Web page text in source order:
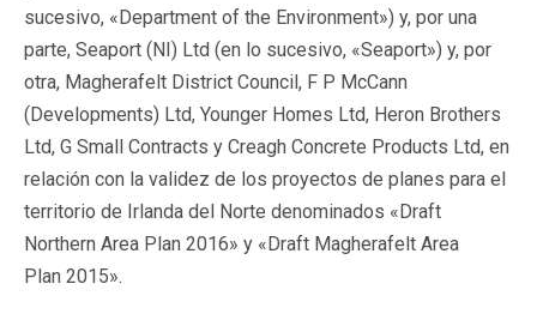
sucesivo, «Department of the Environment») y, por una
parte, Seaport (NI) Ltd (en lo sucesivo, «Seaport») y, por
otra, Magherafelt District Council, F P McCann
(Developments) Ltd, Younger Homes Ltd, Heron Brothers
Ltd, G Small Contracts y Creagh Concrete Products Ltd, en
relación con la validez de los proyectos de planes para el
territorio de Irlanda del Norte denominados «Draft
Northern Area Plan 2016» y «Draft Magherafelt Area
Plan 2015».